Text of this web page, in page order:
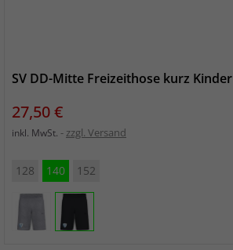
SV DD-Mitte Freizeithose kurz Kinder
Preis
27,50 €
inkl. MwSt. zzgl. Versand
128 140 152